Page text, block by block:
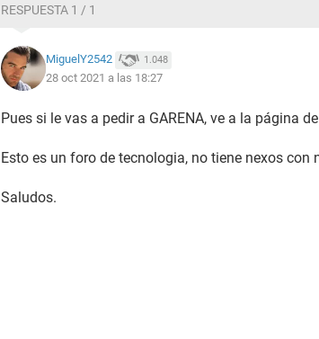
RESPUESTA 1 / 1
MiguelY2542 1.048
28 oct 2021 a las 18:27
Pues si le vas a pedir a GARENA, ve a la página
Esto es un foro de tecnologia, no tiene nexos con
Saludos.